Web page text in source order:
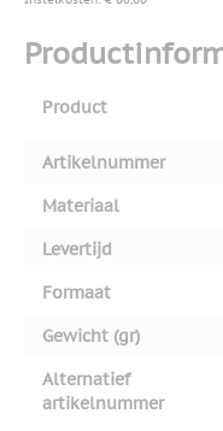
Product
Artikelnummer
Materiaal
Levertijd
Formaat
Gewicht (gr)
Alternatief
artikelnummer